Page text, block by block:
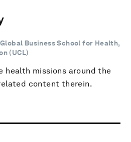
Business School for Health,
(UCL)
health missions around the
content therein.